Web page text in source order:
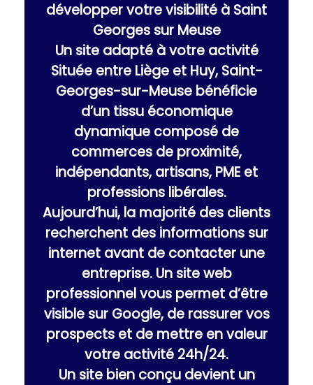
développer votre visibilité à Saint
Georges sur Meuse
Un site adapté à votre activité
Située entre Liège et Huy, Saint-
Georges-sur-Meuse bénéficie
d’un tissu économique
dynamique composé de
commerces de proximité,
indépendants, artisans, PME et
professions libérales.
Aujourd’hui, la majorité des clients
recherchent des informations sur
internet avant de contacter une
entreprise. Un site web
professionnel vous permet d’être
visible sur Google, de rassurer vos
prospects et de mettre en valeur
votre activité 24h/24.
Un site bien conçu devient un